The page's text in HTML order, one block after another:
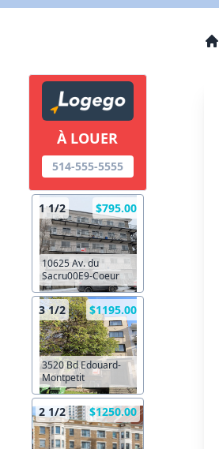
À LOUER
514-555-5555
1 1/2 $795.00
10625 Av. du
Sacru00E9-Coeur
3 1/2 $1195.00
3520 Bd Edouard-
Montpetit
2 1/2 $1250.00